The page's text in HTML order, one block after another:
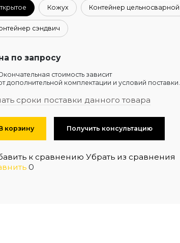
Кожух Контейнер цельносварной
сэндвич
по запросу
стоимость зависит
дополнительной комплектации и условий поставки.
сроки поставки данного товара
корзину Получить консультацию
к сравнению Убрать из сравнения
0